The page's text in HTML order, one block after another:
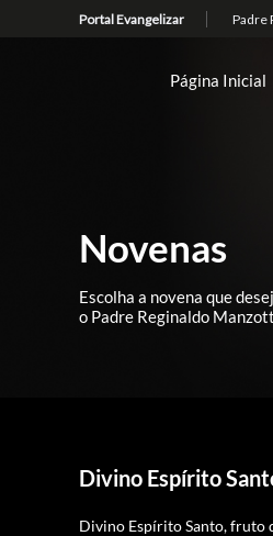
Página Inicial
Novenas
Escolha a novena que
o Padre Reginaldo
Divino Espírito
Divino Espírito Santo, fruto